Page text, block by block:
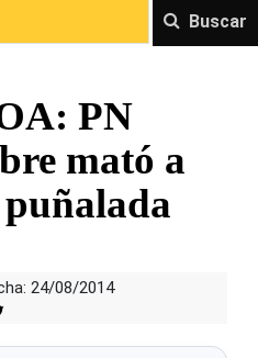
Buscar
PN
mató a
24/08/2014